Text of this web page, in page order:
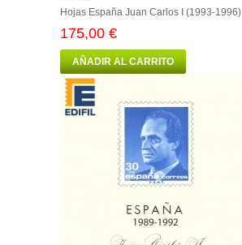
Hojas España Juan Carlos I (1993-1996)
175,00 €
AÑADIR AL CARRITO